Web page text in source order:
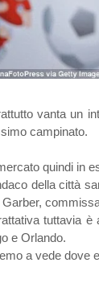
vanta un
campinato.
quindi in
della città
Garber,
tuttavia
e Orlando.
a vede dove